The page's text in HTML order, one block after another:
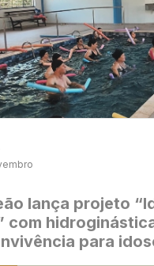
lança projeto
com
para